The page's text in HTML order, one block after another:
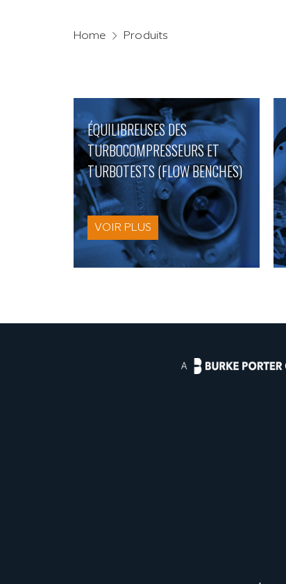
Home Produits
ÉQUILIBREUSES DES
TURBOCOMPRESSEURS ET
TURBOTESTS (FLOW BENCHES)
VOIR PLUS